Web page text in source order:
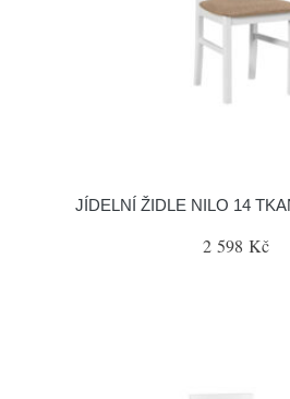
JÍDELNÍ ŽIDLE NILO 14
2 598 Kč